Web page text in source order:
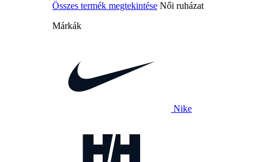
Összes termék megtekintése Női ruházat
Márkák
Nike